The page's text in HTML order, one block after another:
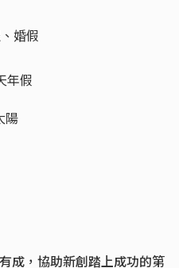
婚假
年假
陽
成，協助新創踏上成功的第